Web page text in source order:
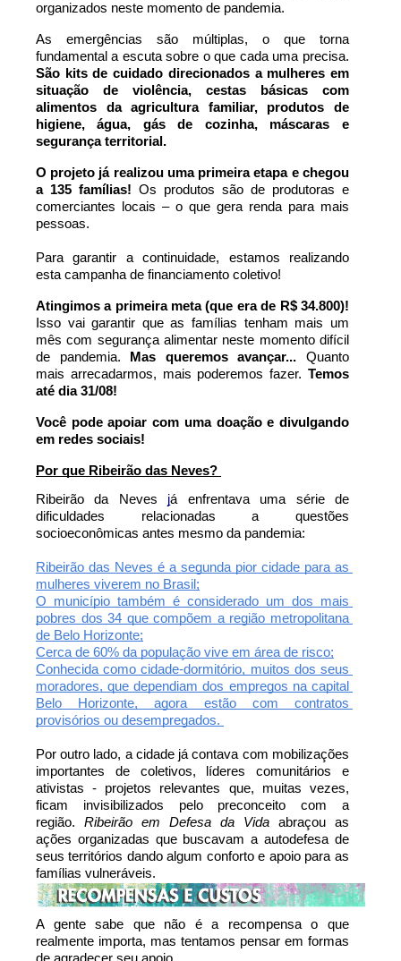
organizados neste momento de pandemia.
As emergências são múltiplas, o que torna
São kits de cuidado direcionados a mulheres em
situação de violência, cestas básicas com
alimentos da agricultura familiar, produtos de
higiene, água, gás de cozinha, máscaras e
segurança territorial.
O projeto já realizou uma primeira etapa e chegou
a 135 famílias! Os produtos são de produtoras e
comerciantes locais – o que gera renda para mais
pessoas.
Para garantir a continuidade, estamos realizando
esta campanha de financiamento coletivo!
Atingimos a primeira meta (que era de R$ 34.800)!
Isso vai garantir que as famílias tenham mais um
mês com segurança alimentar neste momento difícil
de pandemia. Mas queremos avançar... Quanto
mais arrecadarmos, mais poderemos fazer. Temos
até dia 31/08!
Você pode apoiar com uma doação e divulgando
em redes sociais!
Por que Ribeirão das Neves?
Ribeirão da Neves já enfrentava uma série de
dificuldades relacionadas a questões
socioeconômicas antes mesmo da pandemia:
Ribeirão das Neves é a segunda pior cidade para as
mulheres viverem no Brasil;
O município também é considerado um dos mais
pobres dos 34 que compõem a região metropolitana
de Belo Horizonte;
Cerca de 60% da população vive em área de risco;
Conhecida como cidade-dormitório, muitos dos seus
moradores, que dependiam dos empregos na capital
Belo Horizonte, agora estão com contratos
provisórios ou desempregados.
Por outro lado, a cidade já contava com mobilizações
importantes de coletivos, líderes comunitários e
ativistas - projetos relevantes que, muitas vezes,
ficam invisibilizados pelo preconceito com a
região. Ribeirão em Defesa da Vida abraçou as
ações organizadas que buscavam a autodefesa de
seus territórios dando algum conforto e apoio para as
famílias vulneráveis.
A gente sabe que não é a recompensa o que
realmente importa, mas tentamos pensar em formas